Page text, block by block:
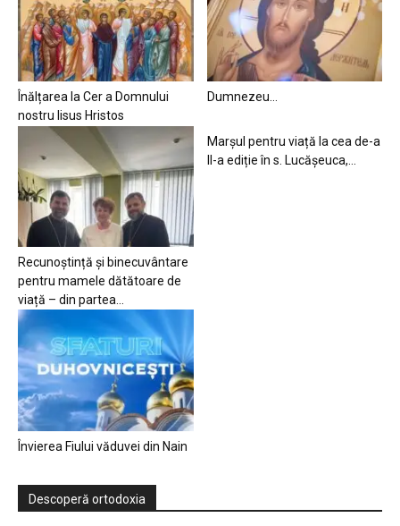
Înălțarea la Cer a Domnului
nostru Iisus Hristos
Dumnezeu…
Recunoștință și binecuvântare
pentru mamele dătătoare de
viață – din partea...
Marșul pentru viață la cea de-a
II-a ediție în s. Lucășeuca,...
Învierea Fiului văduvei din Nain
Descoperă ortodoxia